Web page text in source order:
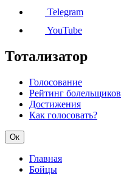
Telegram
YouTube
Тотализатор
Голосование
Рейтинг болельщиков
Достижения
Как голосовать?
Ок
Главная
Бойцы